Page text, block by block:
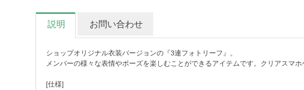
説明 お問い合わせ
ショップオリジナル衣装バージョンの『3連フォトリーフ』。
メンバーの様々な表情やポーズを楽しむことができるアイテムです。クリアスマ
[仕様]